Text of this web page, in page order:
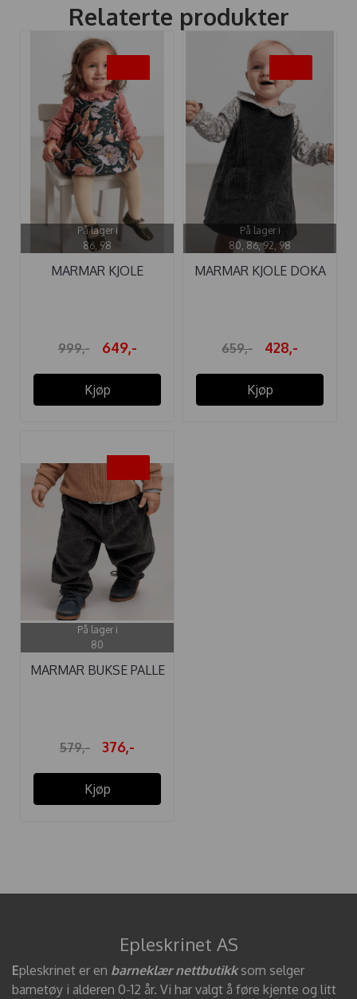
Relaterte produkter
På lager i
86, 98
MARMAR KJOLE
999,- 649,-
Kjøp
På lager i
80, 86, 92, 98
MARMAR KJOLE DOKA
659,- 428,-
Kjøp
På lager i
80
MARMAR BUKSE PALLE
579,- 376,-
Kjøp
Epleskrinet AS
Epleskrinet er en barneklær nettbutikksom selger
barnetøy i alderen 0-12 år. Vi har valgt å føre kjente og litt